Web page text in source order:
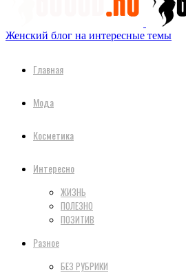
Женский блог на интересные темы
Главная
Мода
Косметика
Интересно
ЖИЗНЬ
ПОЛЕЗНО
ПОЗИТИВ
Разное
БЕЗ РУБРИКИ